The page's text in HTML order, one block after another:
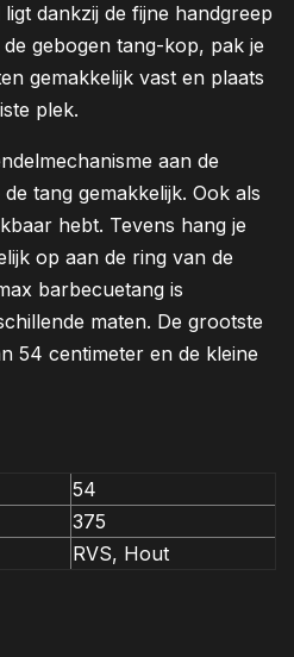
dankzij de fijne handgreep
gebogen tang-kop, pak je
gemakkelijk vast en plaats
plek.
aan de
tang gemakkelijk. Ook als
hebt. Tevens hang je
op aan de ring van de
barbecuetang is
maten. De grootste
54 centimeter en de kleine
54
375
RVS, Hout